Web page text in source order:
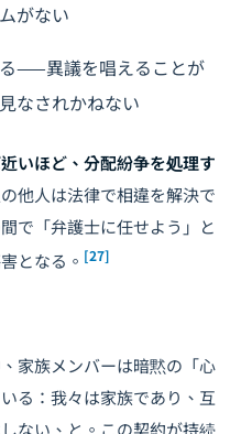
がない
——異議を唱えることが
なされかねない
いほど、分配紛争を処理す
の他人は法律で相違を解決で
で「弁護士に任せよう」と
となる。 [27]
家族メンバーは暗黙の「心
る：我々は家族であり、互
ない、と。この契約が持続